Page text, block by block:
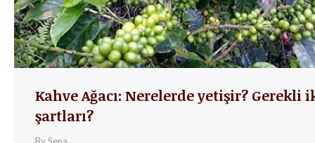
Kahve Ağacı: Nerelerde yetişir? Gerekli
şartları?
By Sena